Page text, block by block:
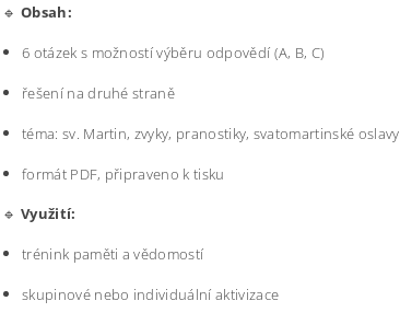
🔹Obsah:
6 otázek s možností výběru odpovědí (A, B, C)
řešení na druhé straně
téma: sv. Martin, zvyky, pranostiky, svatomartinské oslavy
formát PDF, připraveno k tisku
🔹Využití:
trénink paměti a vědomostí
skupinové nebo individuální aktivizace